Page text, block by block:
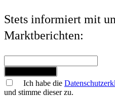
Stets informiert mit
Marktberichten:
Ich habe die
und stimme dieser zu.